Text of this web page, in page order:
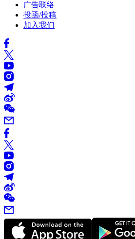
广告联络
投函/投稿
加入我们